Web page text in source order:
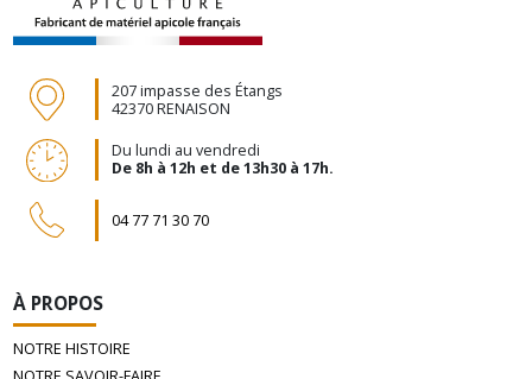
207 impasse des Étangs
42370 RENAISON
Du lundi au vendredi
De 8h à 12h et de 13h30 à 17h.
04 77 71 30 70
À PROPOS
NOTRE HISTOIRE